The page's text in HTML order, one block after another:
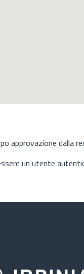
approvazione dalla
un utente